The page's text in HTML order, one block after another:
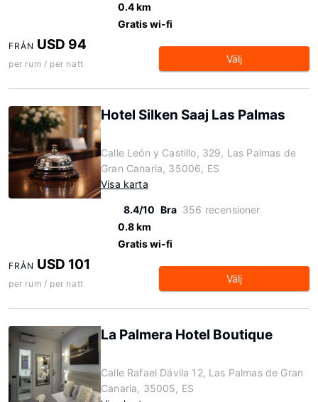
0.4 km
Gratis wi-fi
FRÅN USD 94
per rum / per natt Välj
Hotel Silken Saaj Las Palmas
Calle León y Castillo, 329, Las Palmas de
Gran Canaria, 35006, ES
Visa karta
8.4/10 Bra 356 recensioner
0.8 km
Gratis wi-fi
FRÅN USD 101
per rum / per natt Välj
La Palmera Hotel Boutique
Calle Rafael Dávila 12, Las Palmas de Gran
Canaria, 35005, ES